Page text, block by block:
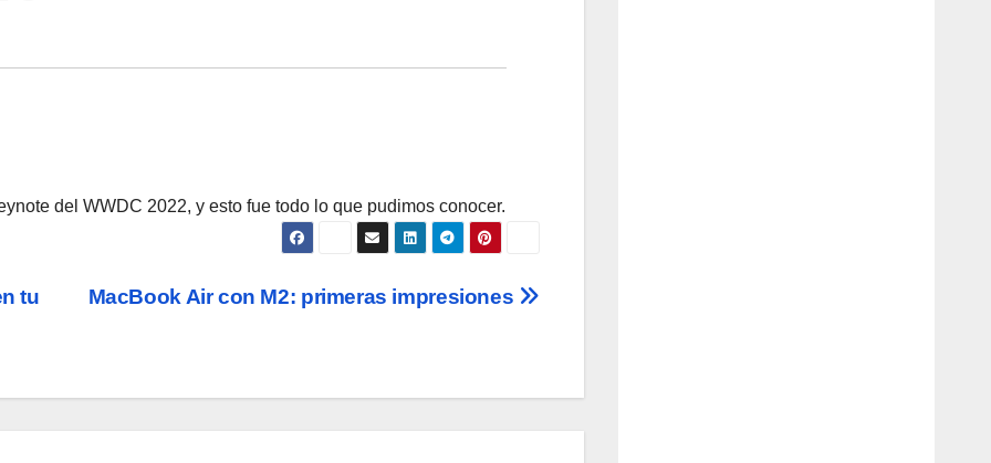
del WWDC 2022, y esto fue todo lo que pudimos conocer.
MacBook Air con M2: primeras impresiones
tu